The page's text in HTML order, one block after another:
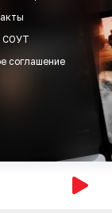
СОУТ
соглашение